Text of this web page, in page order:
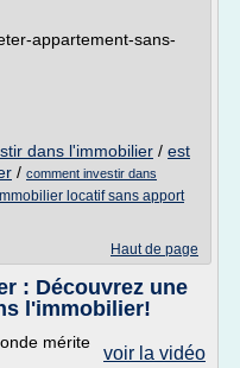
appartement-sans-
dans l'immobilier / est
/ comment investir dans
locatif sans apport
Haut de page
: Découvrez une
l'immobilier!
voir la vidéo
mérite